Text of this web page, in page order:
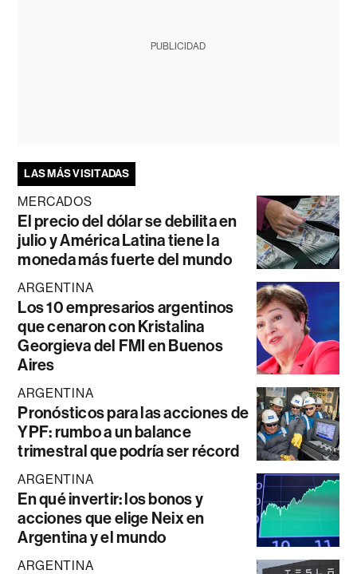
PUBLICIDAD
LAS MÁS VISITADAS
MERCADOS
El precio del dólar se debilita en
julio y América Latina tiene la
moneda más fuerte del mundo
ARGENTINA
Los 10 empresarios argentinos
que cenaron con Kristalina
Georgieva del FMI en Buenos
Aires
ARGENTINA
Pronósticos para las acciones de
YPF: rumbo a un balance
trimestral que podría ser récord
ARGENTINA
En qué invertir: los bonos y
acciones que elige Neix en
Argentina y el mundo
ARGENTINA